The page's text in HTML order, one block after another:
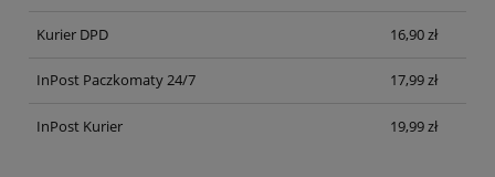
Kurier DPD 16,90 zł
InPost Paczkomaty 24/7 17,99 zł
InPost Kurier 19,99 zł